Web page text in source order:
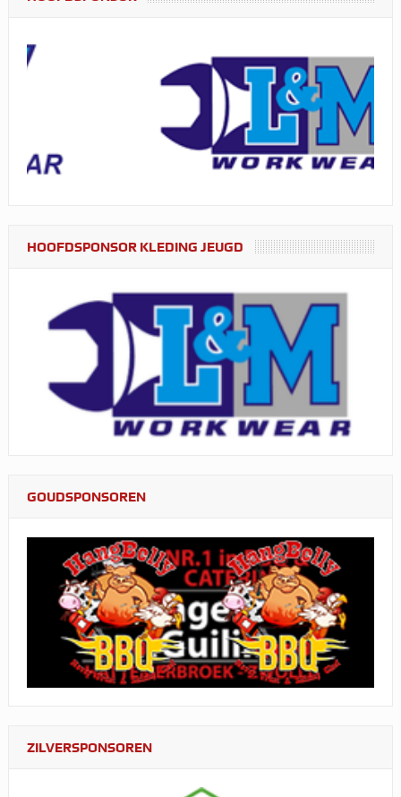
HOOFDSPONSOR KLEDING JEUGD
GOUDSPONSOREN
ZILVERSPONSOREN